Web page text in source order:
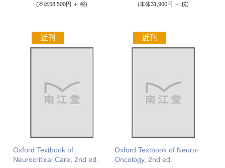
(本体58,500円 ＋ 税) (本体31,900円 ＋ 税)
Oxford Textbook of
Neurocritical Care, 2nd ed.
Oxford Textbook of Neuro-
Oncology, 2nd ed.